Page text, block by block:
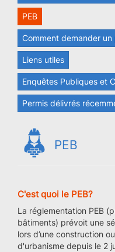
PEB
Comment demander
Liens utiles
Enquêtes Publiques et
Permis délivrés
PEB
C'est quoi le PEB?
La réglementation PEB
bâtiments) prévoit une
lors d’une construction
d'urbanisme depuis le 2